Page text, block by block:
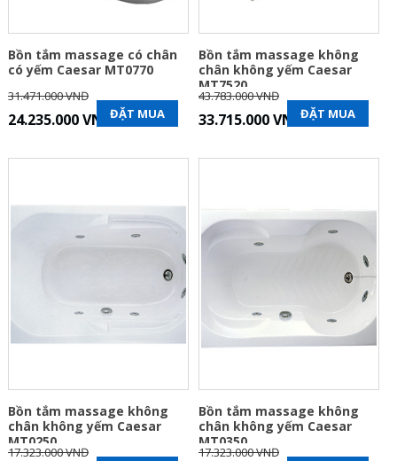
Bồn tắm massage có chân
có yếm Caesar MT0770
31.471.000 VNĐ
24.235.000 VNĐĐẶT MUA
Bồn tắm massage không
chân không yếm Caesar
MT7520
43.783.000 VNĐ
33.715.000 VNĐĐẶT MUA
Bồn tắm massage không
chân không yếm Caesar
MT0250
17.323.000 VNĐ
Bồn tắm massage không
chân không yếm Caesar
MT0350
17.323.000 VNĐ